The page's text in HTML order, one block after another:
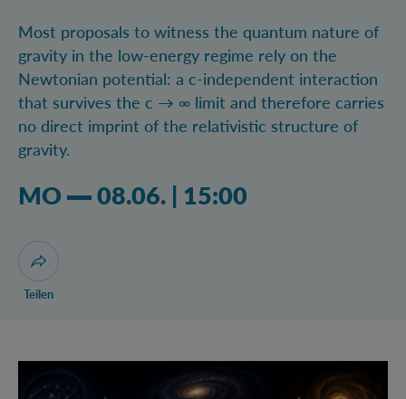
Most proposals to witness the quantum nature of
gravity in the low-energy regime rely on the
Newtonian potential: a c-independent interaction
that survives the c → ∞ limit and therefore carries
no direct imprint of the relativistic structure of
gravity.
Montag 08.06.2026 03:06 Uhr
MO 08.06. | 15:00
Dialog zum Teilen der Seite öffnen
Teilen